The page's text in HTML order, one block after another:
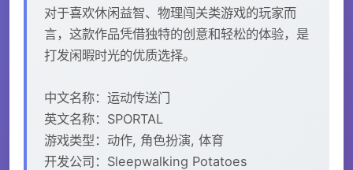
对于喜欢休闲益智、物理闯关类游戏的玩家而
言，这款作品凭借独特的创意和轻松的体验，是
打发闲暇时光的优质选择。
中文名称：运动传送门
英文名称：SPORTAL
游戏类型：动作, 角色扮演, 体育
开发公司：Sleepwalking Potatoes